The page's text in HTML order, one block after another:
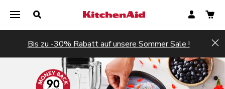
Bis zu -30% Rabatt auf unsere Sommer Sale !